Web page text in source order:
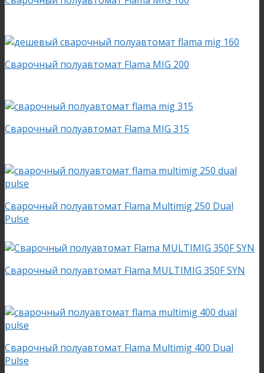
Сварочный полуавтомат Flama MIG 200
Сварочный полуавтомат Flama MIG 315
Сварочный полуавтомат Flama Multimig 250 Dual
Pulse
Сварочный полуавтомат Flama MULTIMIG 350F SYN
Сварочный полуавтомат Flama Multimig 400 Dual
Pulse